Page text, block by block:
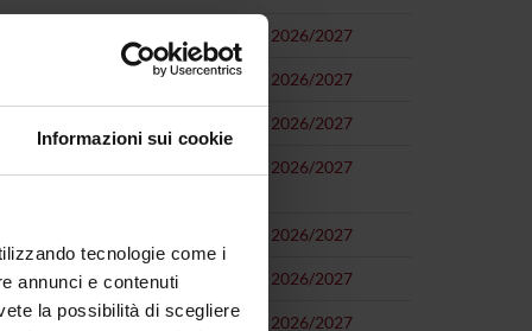
Informazioni sui cookie
tecnologie come i
annunci e contenuti
la possibilità di scegliere
2026/2027
2026/2027
2026/2027
2026/2027
2026/2027
2026/2027
2026/2027